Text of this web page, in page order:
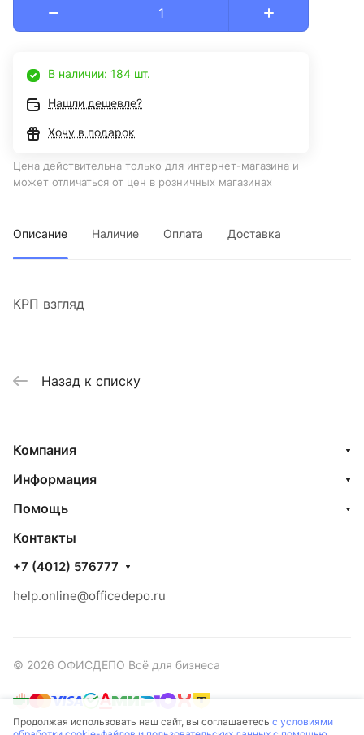
В наличии: 184 шт.
Нашли дешевле?
Хочу в подарок
Цена действительна только для интернет-магазина и
может отличаться от цен в розничных магазинах
Описание Наличие Оплата Доставка
КРП взгляд
Назад к списку
Компания
Информация
Помощь
Контакты
+7 (4012) 576777
help.online@officedepo.ru
© 2026 ОФИСДЕПО Всё для бизнеса
Продолжая использовать наш сайт, вы соглашаетесь с условиями